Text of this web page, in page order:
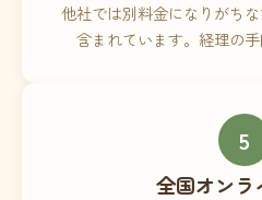
他社では別料金になりがち
含まれています。経理の手
5
全国オンラ